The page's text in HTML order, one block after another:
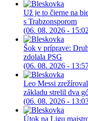
Už je to čierne na
s Trabzonsporom
(06. 08. 2026 -
Šok v príprave:
zdolala PSG
(06. 08. 2026 -
Leo Messi
základu strelil dva
(06. 08. 2026 -
Útok na Ligu